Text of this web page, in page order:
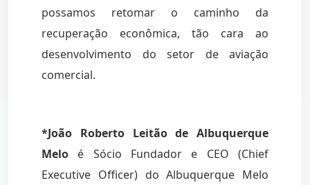
possamos retomar o caminho da
recuperação econômica, tão cara ao
desenvolvimento do setor de aviação
comercial.
*João Roberto Leitão de Albuquerque
Melo é Sócio Fundador e CEO (Chief
Executive Officer) do Albuquerque Melo